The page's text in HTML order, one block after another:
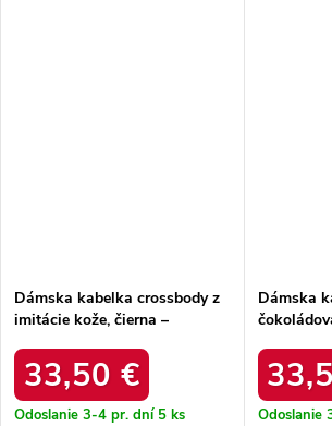
Dámska kabelka crossbody z
imitácie kože, čierna –
/ F9945 NOIR
33,50 €
Odoslanie 3-4 pr. dní 5 ks
Dámska
Odoslanie